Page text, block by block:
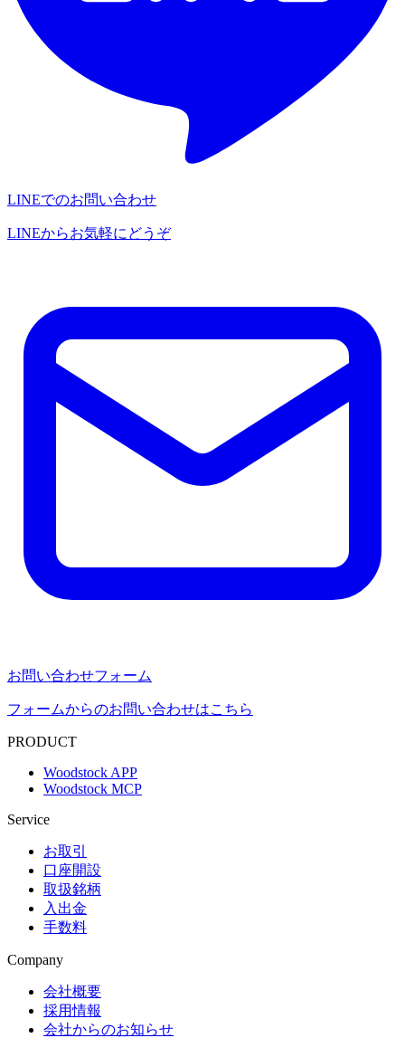
LINEでのお問い合わせ
LINEからお気軽にどうぞ
お問い合わせフォーム
フォームからのお問い合わせはこちら
PRODUCT
Woodstock APP
Woodstock MCP
Service
お取引
口座開設
取扱銘柄
入出金
手数料
Company
会社概要
採用情報
会社からのお知らせ